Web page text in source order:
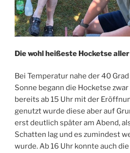
Die wohl heißeste Hocketse
Bei Temperatur nahe der 40
Sonne begann die Hocketse
bereits ab 15 Uhr mit der
genutzt wurde diese aber auf
erst deutlich später am Abend,
Schatten lag und es zumindest
wurde. Ab 16 Uhr konnte auch